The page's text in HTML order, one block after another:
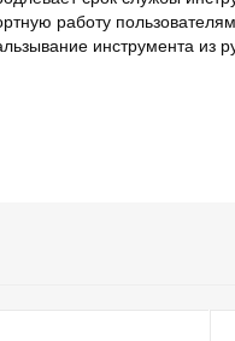
работу
инструмента из